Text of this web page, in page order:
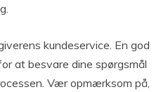
kundeservice. En god
at besvare dine spørgsmål
Vær opmærksom på,